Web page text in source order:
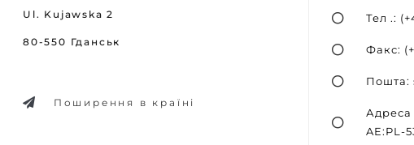
Ul. Kujawska 2
80-550 Гданськ
Поширення в країні
Тел .:
Факс:
Пошта:
Адреса
AE:PL-